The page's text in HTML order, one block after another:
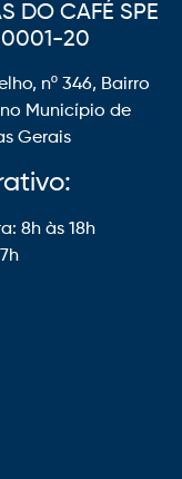
DO CAFÉ SPE
0001-20
nº 346, Bairro
Município de
Gerais
8h às 18h